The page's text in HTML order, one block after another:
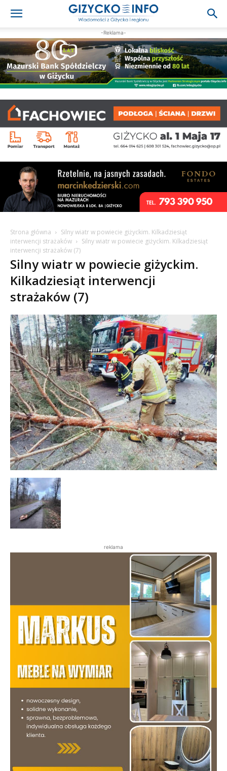
-Reklama-
Strona główna
Silny wiatr w powiecie giżyckim. Kilkadziesiąt
interwencji strażaków
Silny wiatr w powiecie giżyckim. Kilkadziesiąt
interwencji strażaków (7)
Silny wiatr w powiecie giżyckim.
Kilkadziesiąt interwencji
strażaków (7)
reklama